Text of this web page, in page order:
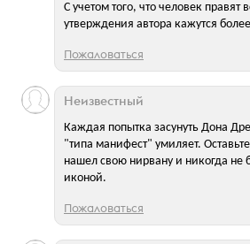
С учетом того, что человек правят
утверждения автора кажутся
Пожаловаться
Каждая попытка засунуть Дона
"типа манифест" умиляет.
нашел свою нирвану и никогда не
иконой.
Неизвестный
Пожаловаться